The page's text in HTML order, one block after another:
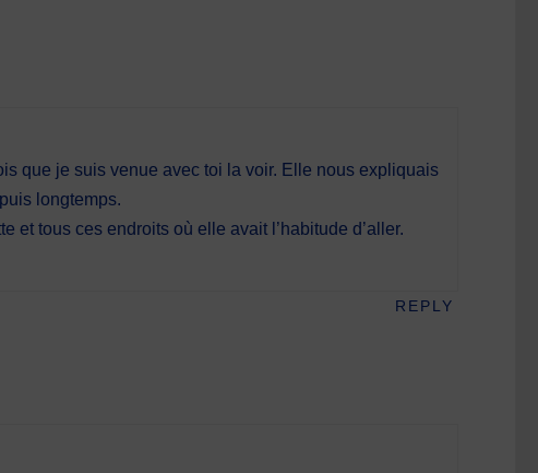
que je suis venue avec toi la voir. Elle nous expliquais
longtemps.
et tous ces endroits où elle avait l’habitude d’aller.
REPLY